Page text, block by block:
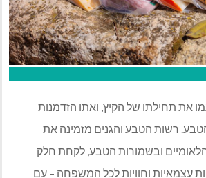
את תחילתו של הקיץ, ואתו הזדמנות
רשות הטבע והגנים מזמינה את
הלאומיים ובשמורות הטבע, לקחת חלק
עצמאיות וחוויות לכל המשפחה – עם